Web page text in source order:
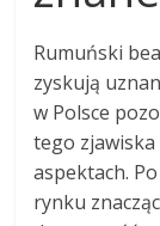
Rumuński
zyskują
w Polsce
tego
aspektach.
rynku